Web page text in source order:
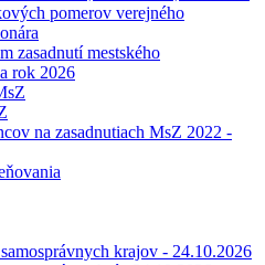
pomerov verejného
zasadnutí mestského
rok 2026
na zasadnutiach MsZ 2022 -
krajov - 24.10.2026